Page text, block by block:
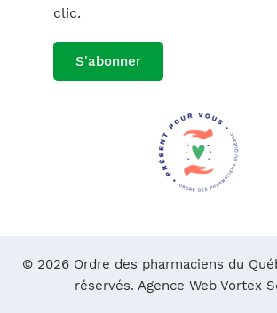
clic.
S'abonner
© 2026 Ordre des pharmaciens du
réservés. Agence Web Vortex